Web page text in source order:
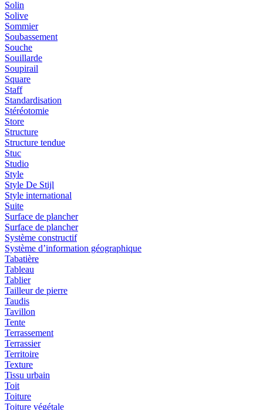
Solin
Solive
Sommier
Soubassement
Souche
Souillarde
Soupirail
Square
Staff
Standardisation
Stéréotomie
Store
Structure
Structure tendue
Stuc
Studio
Style
Style De Stijl
Style international
Suite
Surface de plancher
Surface de plancher
Système constructif
Système d’information géographique
Tabatière
Tableau
Tablier
Tailleur de pierre
Taudis
Tavillon
Tente
Terrassement
Terrassier
Territoire
Texture
Tissu urbain
Toit
Toiture
Toiture végétale